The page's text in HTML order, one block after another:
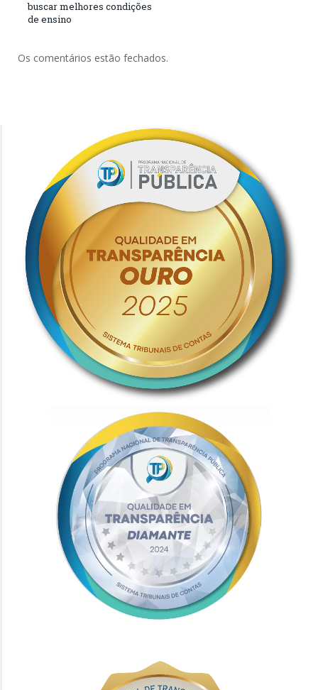
buscar melhores condições
de ensino
Os comentários estão fechados.